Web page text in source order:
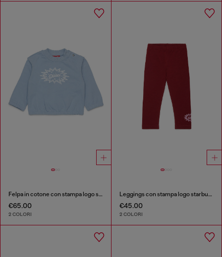
Felpa in cotone con stampa logo starburst
€65.00
2 COLORI
Leggings con stampa logo starburst
€45.00
2 COLORI